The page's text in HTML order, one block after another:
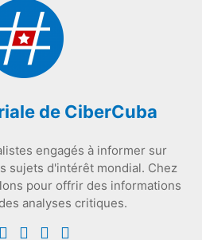
de CiberCuba
engagés à informer sur
sujets d'intérêt mondial. Chez
pour offrir des informations
analyses critiques.